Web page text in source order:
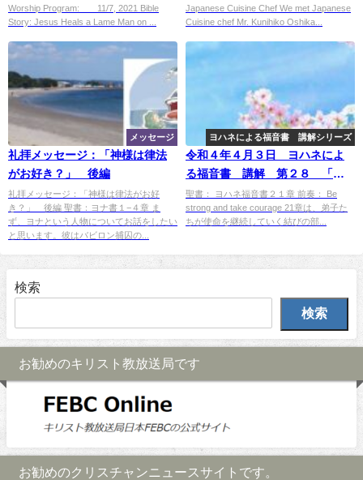
Q&A"
Worship Program: 11/7, 2021 Bible
Story: Jesus Heals a Lame Man on ...
Japanese Cuisine Chef We met Japanese
Cuisine chef Mr. Kunihiko Oshika...
メッセージ
礼拝メッセージ：「神様は律法
がお好き？」 後編
礼拝メッセージ：「神様は律法がお好
き？」 後編 聖書：ヨナ書１−４章 ま
ず、ヨナという人物についてお話をしたい
と思います。彼はバビロン捕囚の...
ヨハネによる福音書 講解シリーズ
令和４年４月３日 ヨハネによ
る福音書 講解 第２８ 「私
の羊を養いなさい」
聖書： ヨハネ福音書２１章 前奏： Be
strong and take courage 21章は、弟子た
ちが使命を継続していく結びの部...
検索
検索
お勧めのキリスト教放送局です
お勧めのクリスチャンニュースサイトです。